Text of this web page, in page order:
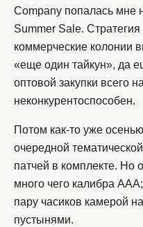
Company попалась мне
Summer Sale.
коммерческие колонии
«еще один тайкун», да
оптовой закупки всего
неконкурентоспособен.
Потом как-то уже
очередной
патчей в комплекте. Но
много чего калибра
пару часиков камерой
пустынями.